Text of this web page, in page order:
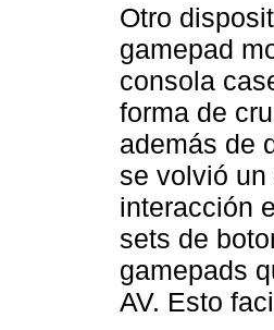
Otro
gamepad
consola
forma de
además de
se volvió
interacción
sets de
gamepads
AV. Esto